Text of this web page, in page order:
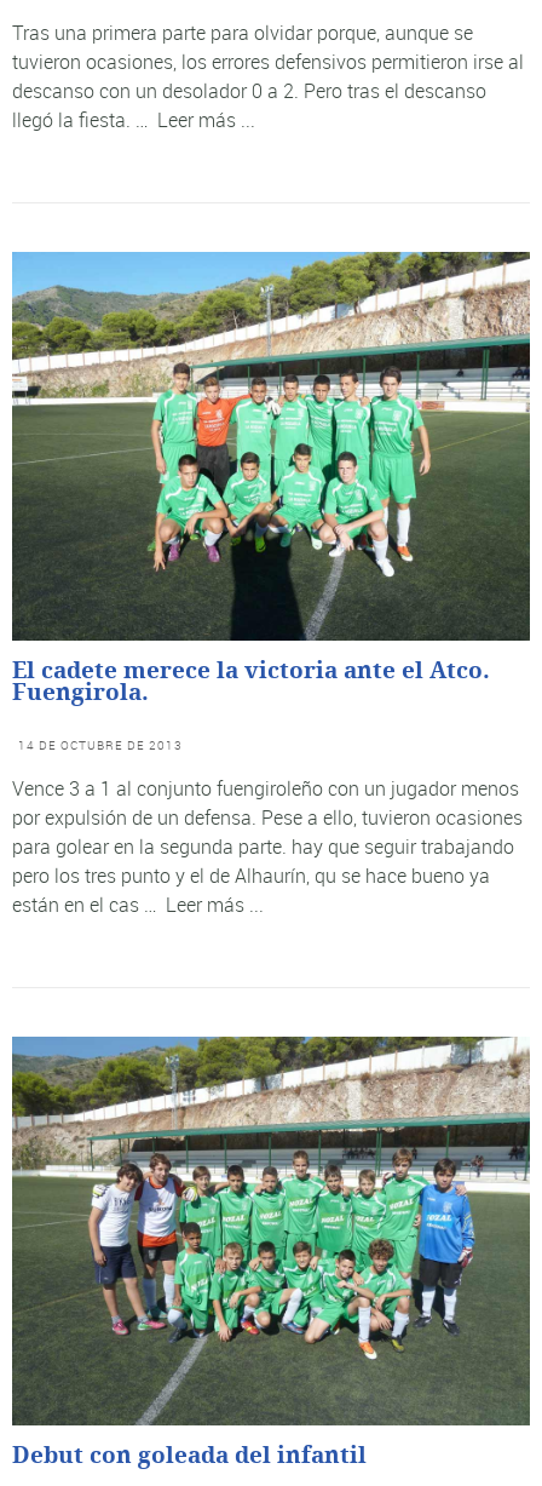
Tras una primera parte para olvidar porque, aunque se
tuvieron ocasiones, los errores defensivos permitieron irse al
descanso con un desolador 0 a 2. Pero tras el descanso
llegó la fiesta. … Leer más ...
El cadete merece la victoria ante el Atco.
Fuengirola.
14 DE OCTUBRE DE 2013
Vence 3 a 1 al conjunto fuengiroleño con un jugador menos
por expulsión de un defensa. Pese a ello, tuvieron ocasiones
para golear en la segunda parte. hay que seguir trabajando
pero los tres punto y el de Alhaurín, qu se hace bueno ya
están en el cas … Leer más ...
Debut con goleada del infantil